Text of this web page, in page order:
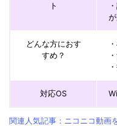
ト
どんな方におす
すめ？
対応OS
関連人気記事：ニコニコ動画